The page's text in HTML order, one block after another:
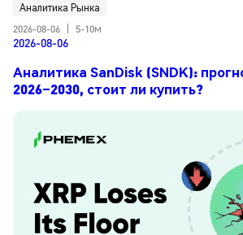
Аналитика Рынка
2026-08-06
5-10м
2026-08-06
Аналитика SanDisk (SNDK):
2026–2030, стоит ли купить?